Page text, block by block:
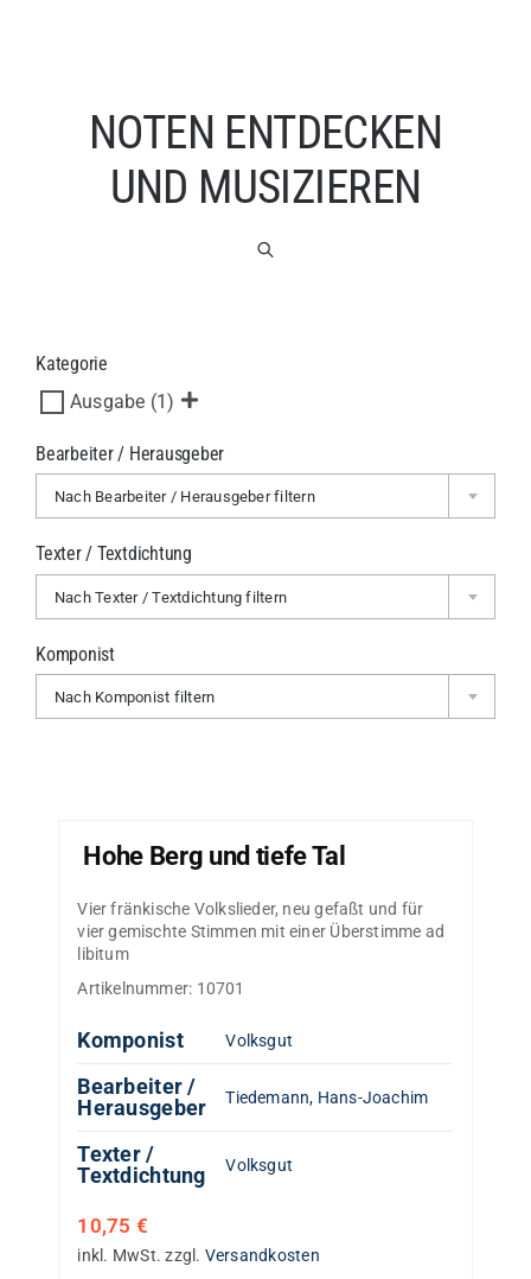
NOTEN ENTDECKEN
UND MUSIZIEREN
Hohe Berg und tiefe Tal
Vier fränkische Volkslieder, neu gefaßt und für
vier gemischte Stimmen mit einer Überstimme ad
libitum
Artikelnummer: 10701
Komponist Volksgut
Bearbeiter /
Herausgeber
Tiedemann, Hans-Joachim
Texter /
Textdichtung
Volksgut
10,75 €
inkl. MwSt. zzgl. Versandkosten
Kategorie
Ausgabe (1)
Bearbeiter / Herausgeber
Nach Bearbeiter / Herausgeber filtern
Texter / Textdichtung
Nach Texter / Textdichtung filtern
Komponist
Nach Komponist filtern